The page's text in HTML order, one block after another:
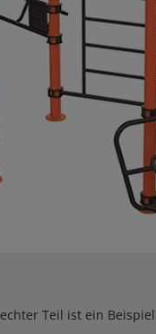
Teil ist ein